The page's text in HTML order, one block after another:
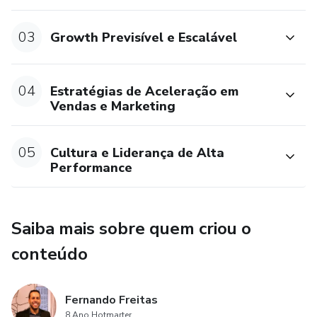
03 Growth Previsível e Escalável
04
Estratégias de Aceleração em
Vendas e Marketing
05
Cultura e Liderança de Alta
Performance
Saiba mais sobre quem criou o
conteúdo
Fernando Freitas
8 Ano Hotmarter